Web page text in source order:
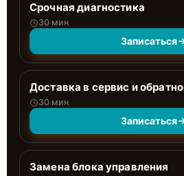
Срочная диагностика
30 мин
Записаться
Доставка в сервис и обратно
30 мин
Записаться
Замена блока управления